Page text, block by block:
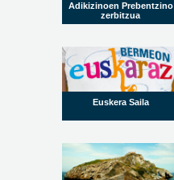
Adikizinoen Prebentzino
zerbitzua
Euskera Saila